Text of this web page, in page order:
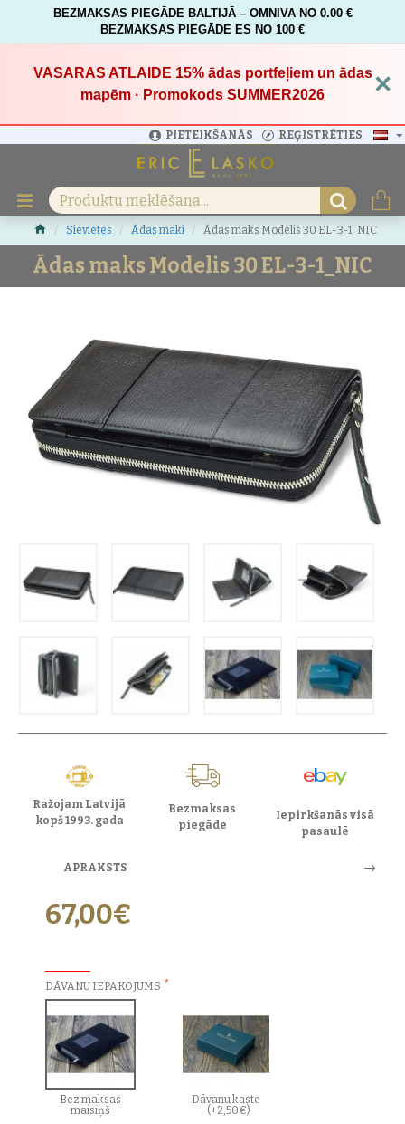
BEZMAKSAS PIEGĀDE BALTIJĀ – OMNIVA NO 0.00 €
BEZMAKSAS PIEGĀDE ES NO 100 €
VASARAS ATLAIDE 15%ādas portfeļiem un ādas
mapēm · Promokods SUMMER2026 ×
PIETEIKŠANĀS REĢISTRĒTIES
Sievietes Ādas maki Ādas maks Modelis 30 EL-3-1_NIC
Ādas maks Modelis 30 EL-3-1_NIC
Ražojam Latvijā
kopš 1993. gada
Bezmaksas
piegāde
Iepirkšanās visā
pasaulē
APRAKSTS
67,00€
DĀVANU IEPAKOJUMS
Bez maksas
maisiņš
Dāvanu kaste
(+2,50€)